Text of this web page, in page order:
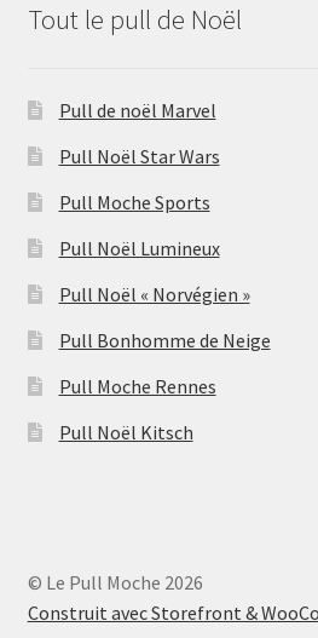
Tout le pull de Noël
Pull de noël Marvel
Pull Noël Star Wars
Pull Moche Sports
Pull Noël Lumineux
Pull Noël « Norvégien »
Pull Bonhomme de Neige
Pull Moche Rennes
Pull Noël Kitsch
© Le Pull Moche 2026
Construit avec Storefront &